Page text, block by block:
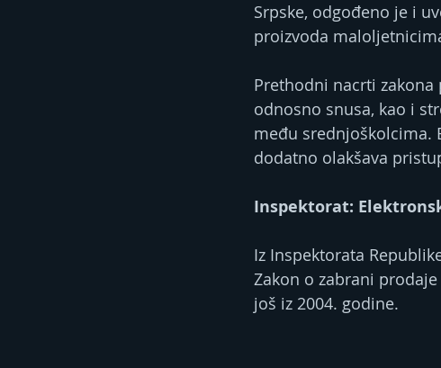
Srpske, odgođeno je i
proizvoda
Prethodni nacrti
odnosno snusa, kao i
među srednjoškolcima.
dodatno olakšava
Inspektorat:
Iz Inspektorata
Zakon o zabrani
još iz 2004. godine.